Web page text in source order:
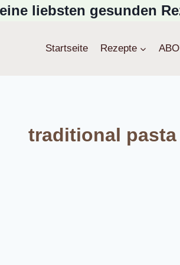
liebsten gesunden
Startseite Rezepte
traditional pasta